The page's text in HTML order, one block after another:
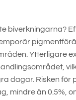
biverkningarna?
Ytterligare
dagar. Risken för
mindre än 0.5%,